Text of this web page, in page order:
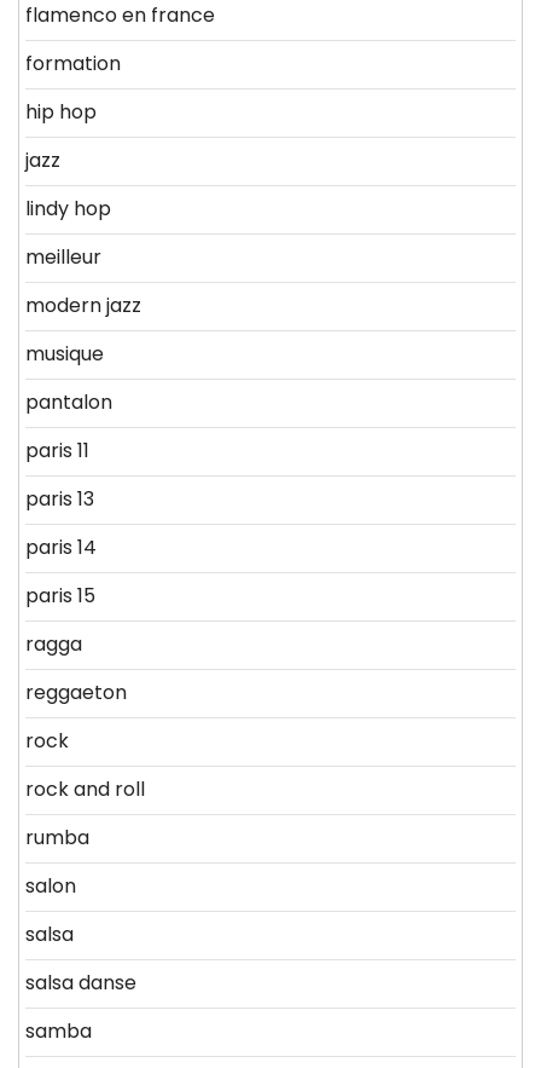
flamenco en france
formation
hip hop
jazz
lindy hop
meilleur
modern jazz
musique
pantalon
paris 11
paris 13
paris 14
paris 15
ragga
reggaeton
rock
rock and roll
rumba
salon
salsa
salsa danse
samba